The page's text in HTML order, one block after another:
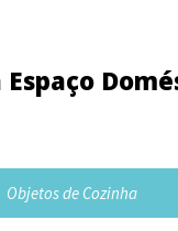
Objetos de Cozinha